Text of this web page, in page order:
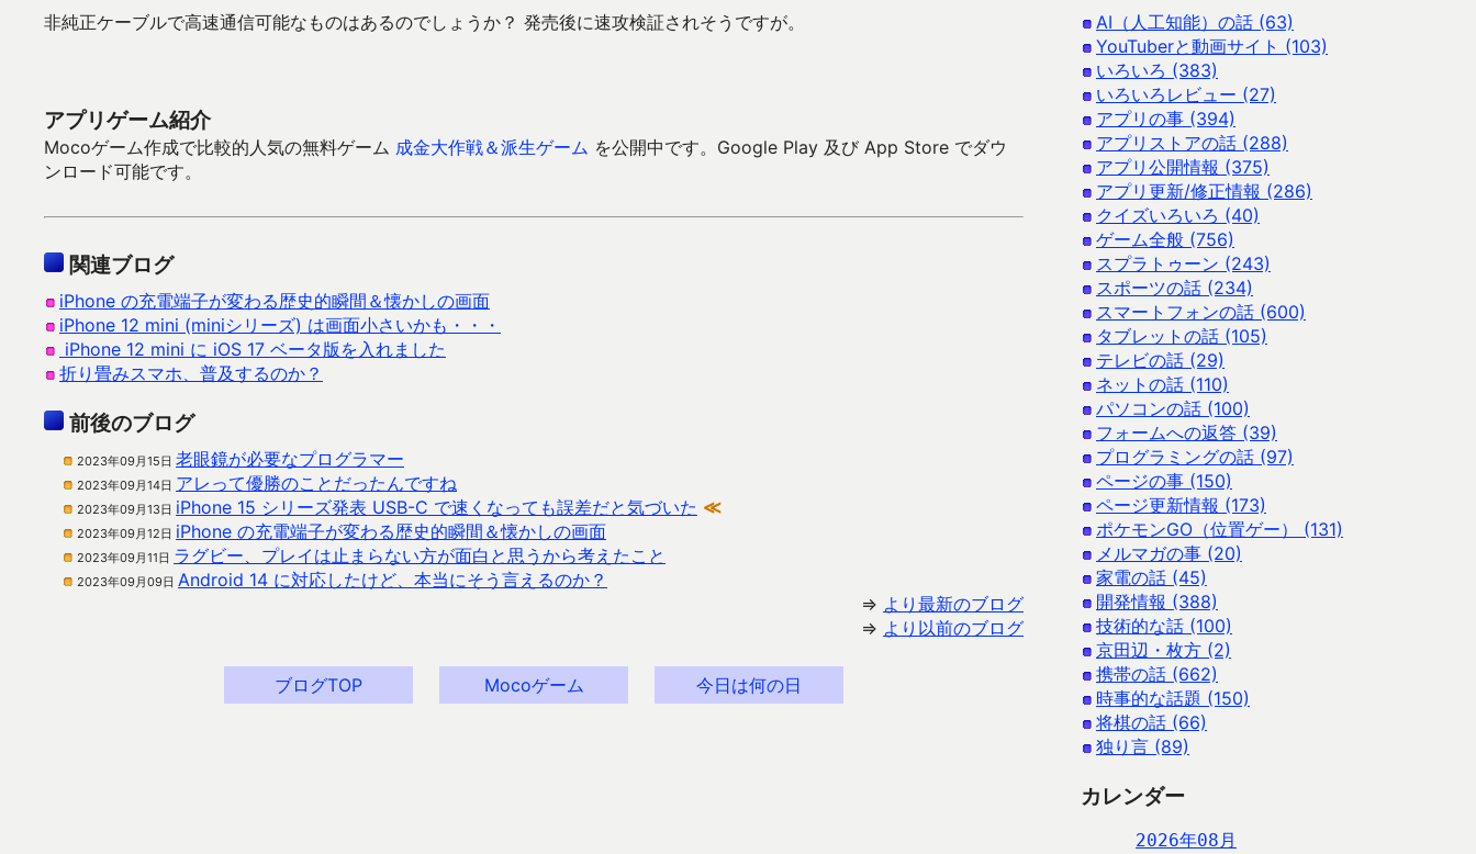
非純正ケーブルで高速通信可能なものはあるのでしょうか？ 発売後に速攻検証されそうですが。
アプリゲーム紹介
Mocoゲーム作成で比較的人気の無料ゲーム 成金大作戦＆派生ゲーム を公開中です。Google Play 及び App Store でダウ
ンロード可能です。
関連ブログ
iPhone の充電端子が変わる歴史的瞬間＆懐かしの画面
iPhone 12 mini (miniシリーズ) は画面小さいかも・・・
iPhone 12 mini に iOS 17 ベータ版を入れました
折り畳みスマホ、普及するのか？
前後のブログ
2023年09月15日 老眼鏡が必要なプログラマー
2023年09月14日 アレって優勝のことだったんですね
2023年09月13日 iPhone 15 シリーズ発表 USB-C で速くなっても誤差だと気づいた ≪
2023年09月12日 iPhone の充電端子が変わる歴史的瞬間＆懐かしの画面
2023年09月11日 ラグビー、プレイは止まらない方が面白と思うから考えたこと
2023年09月09日 Android 14 に対応したけど、本当にそう言えるのか？
⇒ より最新のブログ
⇒ より以前のブログ
ブログTOP Mocoゲーム 今日は何の日
AI（人工知能）の話 (63)
YouTuberと動画サイト (103)
いろいろ (383)
いろいろレビュー (27)
アプリの事 (394)
アプリストアの話 (288)
アプリ公開情報 (375)
アプリ更新/修正情報 (286)
クイズいろいろ (40)
ゲーム全般 (756)
スプラトゥーン (243)
スポーツの話 (234)
スマートフォンの話 (600)
タブレットの話 (105)
テレビの話 (29)
ネットの話 (110)
パソコンの話 (100)
フォームへの返答 (39)
プログラミングの話 (97)
ページの事 (150)
ページ更新情報 (173)
ポケモンGO（位置ゲー） (131)
メルマガの事 (20)
家電の話 (45)
開発情報 (388)
技術的な話 (100)
京田辺・枚方 (2)
携帯の話 (662)
時事的な話題 (150)
将棋の話 (66)
独り言 (89)
カレンダー
2026年08月